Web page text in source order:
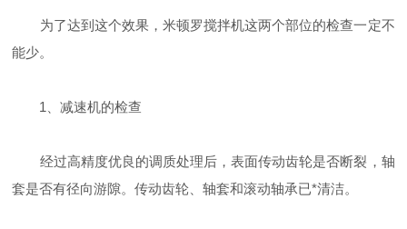
为了达到这个效果，米顿罗搅拌机这两个部位的检查一定不
能少。
1、减速机的检查
经过高精度优良的调质处理后，表面传动齿轮是否断裂，轴
套是否有径向游隙。传动齿轮、轴套和滚动轴承已*清洁。